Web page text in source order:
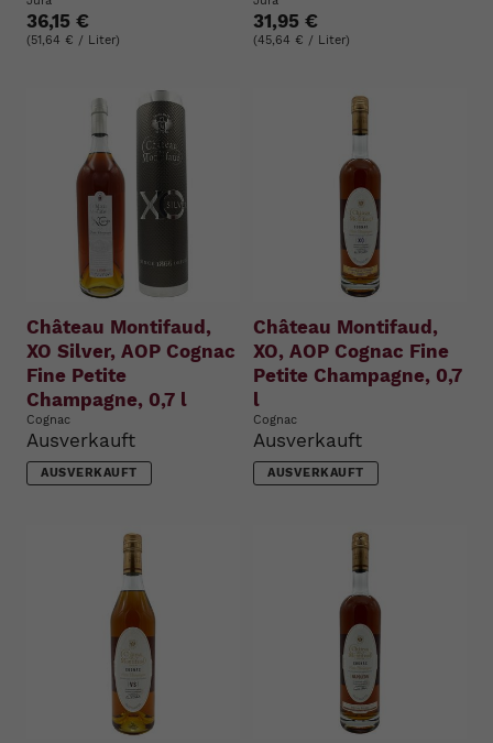
36,15 €
(51,64 € / Liter)
31,95 €
(45,64 € / Liter)
Château Montifaud,
XO Silver, AOP Cognac
Fine Petite
Champagne, 0,7 l
Cognac
Ausverkauft
AUSVERKAUFT
Château Montifaud,
XO, AOP Cognac Fine
Petite Champagne, 0,7
l
Cognac
Ausverkauft
AUSVERKAUFT